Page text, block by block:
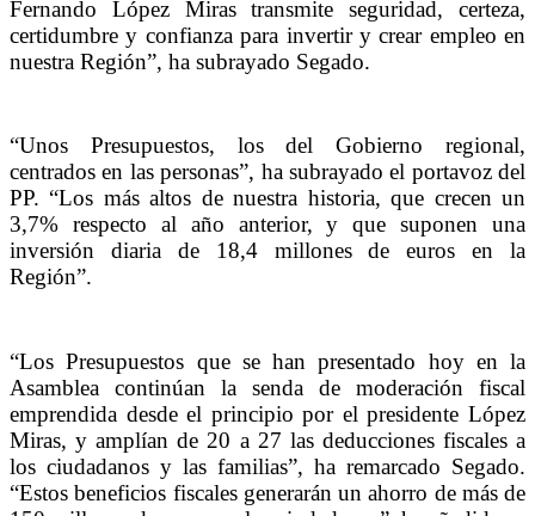
Fernando López Miras transmite seguridad, certeza,
certidumbre y confianza para invertir y crear empleo en
nuestra Región”, ha subrayado Segado.
“Unos Presupuestos, los del Gobierno regional,
centrados en las personas”, ha subrayado el portavoz del
PP. “Los más altos de nuestra historia, que crecen un
3,7% respecto al año anterior, y que suponen una
inversión diaria de 18,4 millones de euros en la
Región”.
“Los Presupuestos que se han presentado hoy en la
Asamblea continúan la senda de moderación fiscal
emprendida desde el principio por el presidente López
Miras, y amplían de 20 a 27 las deducciones fiscales a
los ciudadanos y las familias”, ha remarcado Segado.
“Estos beneficios fiscales generarán un ahorro de más de